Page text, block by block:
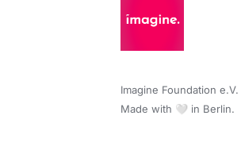
Imagine Foundation e.V.
Made with 🤍 in Berlin.